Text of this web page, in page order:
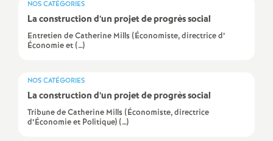
O
l
é
NOS CATÉGORIES
La construction d’un projet de progrès social
Entretien de Catherine Mills (Économiste, directrice d’
Économie et (…)
NOS CATÉGORIES
La construction d’un projet de progrès social
Tribune de Catherine Mills (Économiste, directrice
d’Économie et Politique) (…)